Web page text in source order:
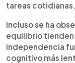
tareas cotidianas.
Incluso se ha
equilibrio tienden
independencia
cognitivo más